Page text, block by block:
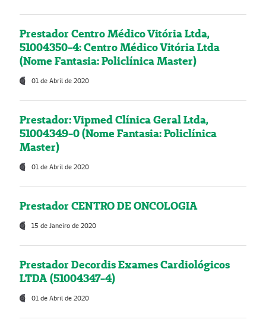
Prestador Centro Médico Vitória Ltda,
51004350-4: Centro Médico Vitória Ltda
(Nome Fantasia: Policlínica Master)
01 de Abril de 2020
Prestador: Vipmed Clínica Geral Ltda,
51004349-0 (Nome Fantasia: Policlínica
Master)
01 de Abril de 2020
Prestador CENTRO DE ONCOLOGIA
15 de Janeiro de 2020
Prestador Decordis Exames Cardiológicos
LTDA (51004347-4)
01 de Abril de 2020